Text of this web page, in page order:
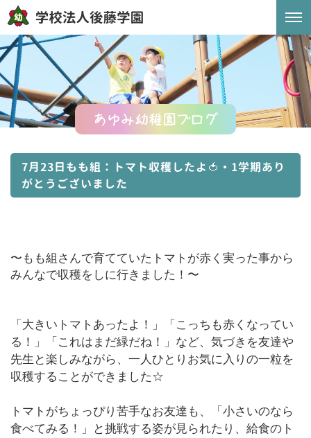
あゆみ幼稚園ブログ
7月23日もも組：トマト収穫したよ🍅・1学期あり
がとうございました
〜もも組さんで育てていたトマトが赤く実った事から
みんなで収穫をしに行きました！〜
「大きいトマトあったよ！」「こっちも赤くなってい
る！」「これはまだ緑だね！」など、気づきを友達や
先生と楽しみながら、一人ひとりお気に入りの一粒を
収穫することができました☆
トマトがちょっぴり苦手なお友達も、「小さいのなら
食べてみる！」と挑戦する姿が見られたり、給食のト